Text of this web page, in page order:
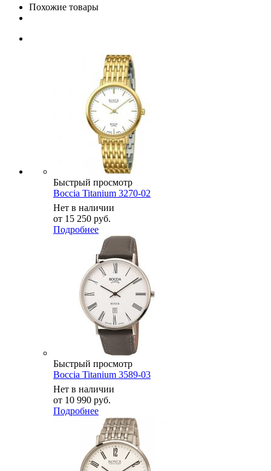
Похожие товары
Быстрый просмотр
Boccia Titanium 3270-02
Нет в наличии
от 15 250 руб.
Подробнее
Быстрый просмотр
Boccia Titanium 3589-03
Нет в наличии
от 10 990 руб.
Подробнее